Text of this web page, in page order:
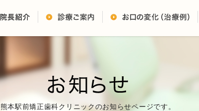
熊本駅前矯正歯科クリニックのお知らせページです。